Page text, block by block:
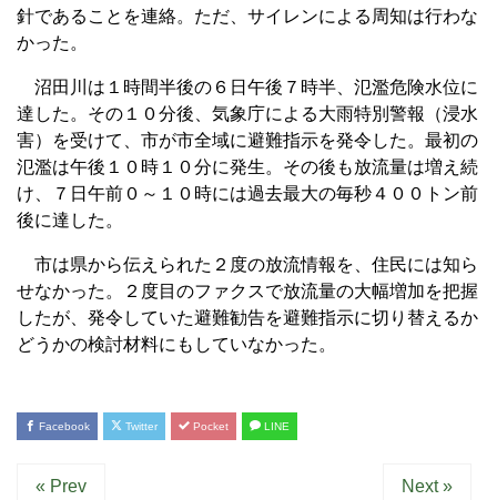
針であることを連絡。ただ、サイレンによる周知は行わな
かった。
沼田川は１時間半後の６日午後７時半、氾濫危険水位に
達した。その１０分後、気象庁による大雨特別警報（浸水
害）を受けて、市が市全域に避難指示を発令した。最初の
氾濫は午後１０時１０分に発生。その後も放流量は増え続
け、７日午前０～１０時には過去最大の毎秒４００トン前
後に達した。
市は県から伝えられた２度の放流情報を、住民には知ら
せなかった。２度目のファクスで放流量の大幅増加を把握
したが、発令していた避難勧告を避難指示に切り替えるか
どうかの検討材料にもしていなかった。
Facebook Twitter Pocket LINE
« Prev Next »